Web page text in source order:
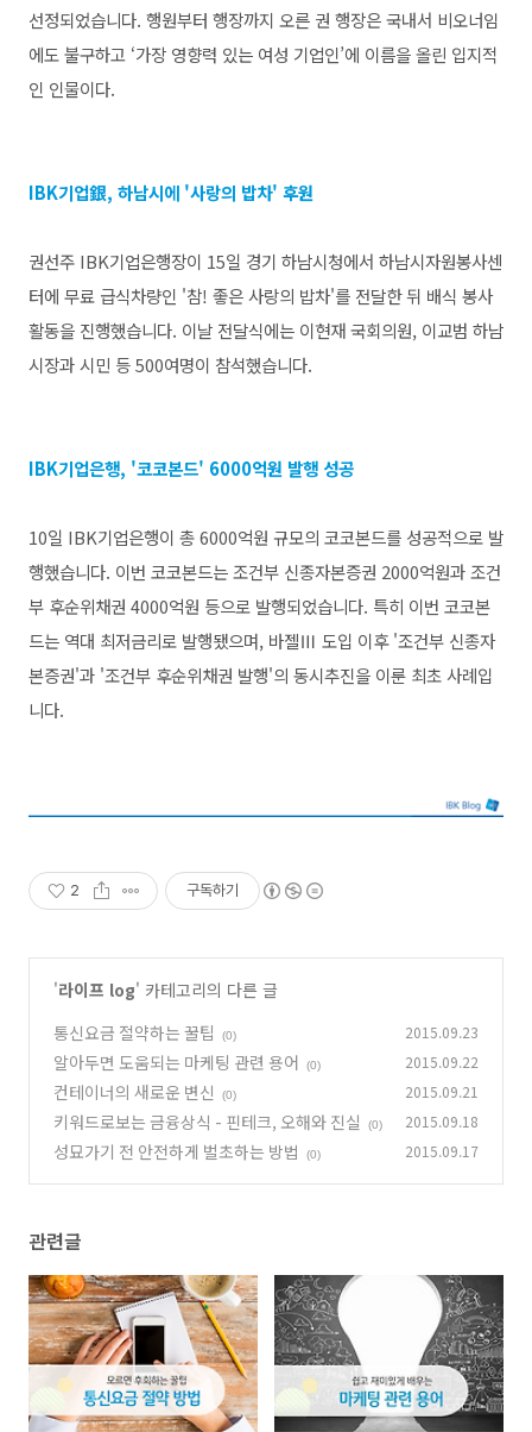
선정되었습니다. 행원부터 행장까지 오른 권 행장은 국내서 비오너임
에도 불구하고 ‘가장 영향력 있는 여성 기업인’에 이름을 올린 입지적
인 인물이다.
IBK기업銀, 하남시에 '사랑의 밥차' 후원
권선주 IBK기업은행장이 15일 경기 하남시청에서 하남시자원봉사센
터에 무료 급식차량인 '참! 좋은 사랑의 밥차'를 전달한 뒤 배식 봉사
활동을 진행했습니다. 이날 전달식에는 이현재 국회의원, 이교범 하남
시장과 시민 등 500여명이 참석했습니다.
IBK기업은행, '코코본드' 6000억원 발행 성공
10일 IBK기업은행이 총 6000억원 규모의 코코본드를 성공적으로 발
행했습니다. 이번 코코본드는 조건부 신종자본증권 2000억원과 조건
부 후순위채권 4000억원 등으로 발행되었습니다. 특히 이번 코코본
드는 역대 최저금리로 발행됐으며, 바젤Ⅲ 도입 이후 '조건부 신종자
본증권'과 '조건부 후순위채권 발행'의 동시추진을 이룬 최초 사례입
니다.
2 구독하기
'라이프 log' 카테고리의 다른 글
통신요금 절약하는 꿀팁
(0) 2015.09.23
알아두면 도움되는 마케팅 관련 용어 (0) 2015.09.22
컨테이너의 새로운 변신 (0) 2015.09.21
키워드로보는 금융상식 - 핀테크, 오해와 진실 (0) 2015.09.18
성묘가기 전 안전하게 벌초하는 방법 (0) 2015.09.17
관련글